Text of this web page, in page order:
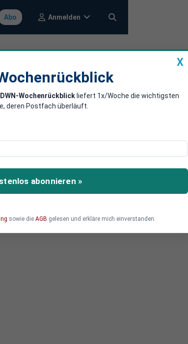
Abo Anmelden
Ihr
am Ende
X
DWN-Wochenrückblick liefert 1x/Woche die wichtigsten
deren Postfach überläuft.
abonnieren »
sowie die AGB gelesen und erkläre mich einverstanden.